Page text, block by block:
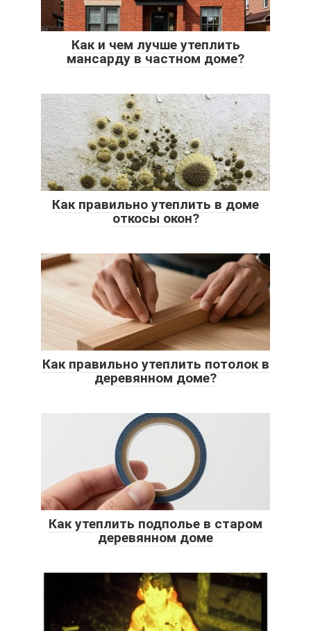
Как и чем лучше утеплить
мансарду в частном доме?
Как правильно утеплить в доме
откосы окон?
Как правильно утеплить потолок в
деревянном доме?
Как утеплить подполье в старом
деревянном доме